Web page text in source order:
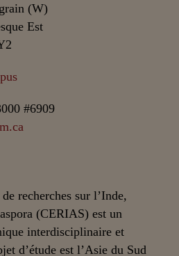
(W)
Est
#6909
recherches sur l’Inde,
(CERIAS) est un
interdisciplinaire et
d’étude est l’Asie du Sud